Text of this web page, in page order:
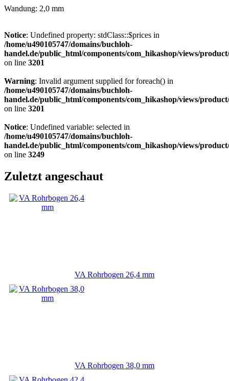
Wandung: 2,0 mm
Notice: Undefined property: stdClass::$prices in
/home/u490105747/domains/buchloh-
handel.de/public_html/components/com_hikashop/views/
on line 3201
Warning: Invalid argument supplied for foreach() in
/home/u490105747/domains/buchloh-
handel.de/public_html/components/com_hikashop/views/
on line 3201
Notice: Undefined variable: selected in
/home/u490105747/domains/buchloh-
handel.de/public_html/components/com_hikashop/views/
on line 3249
Zuletzt angeschaut
VA Rohrbogen 26,4 mm
VA Rohrbogen 38,0 mm